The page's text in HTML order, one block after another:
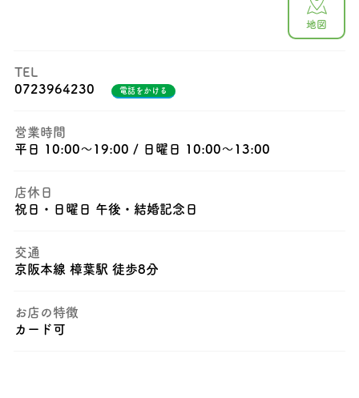
地図
TEL
0723964230
電話をかける
営業時間
平日 10:00〜19:00 / 日曜日 10:00〜13:00
店休日
祝日・日曜日 午後・結婚記念日
交通
京阪本線 樟葉駅 徒歩8分
お店の特徴
カード可